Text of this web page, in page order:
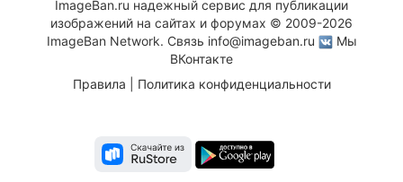
ImageBan.ru надежный сервис для публикации
изображений на сайтах и форумах © 2009-2026
ImageBan Network. Связь info@imageban.ru
Мы
ВКонтакте
Правила
Политика конфиденциальности